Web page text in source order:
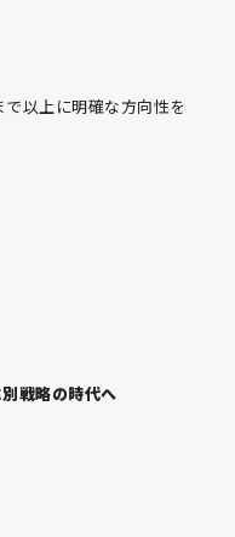
以上に明確な方向性を
戦略の時代へ